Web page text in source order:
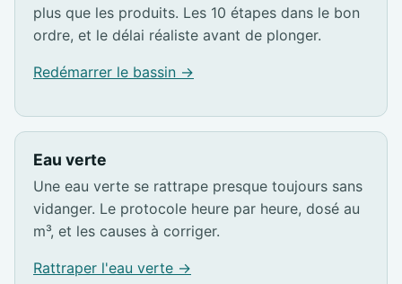
plus que les produits. Les 10 étapes dans le bon
ordre, et le délai réaliste avant de plonger.
Redémarrer le bassin →
Eau verte
Une eau verte se rattrape presque toujours sans
vidanger. Le protocole heure par heure, dosé au
m³, et les causes à corriger.
Rattraper l'eau verte →